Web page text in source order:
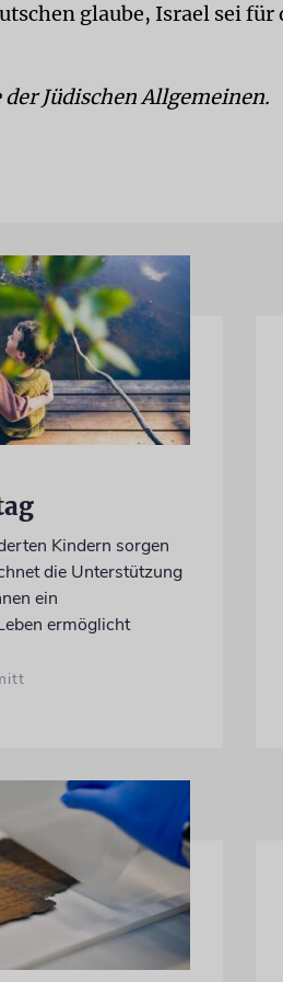
glaube, Israel sei für
Jüdischen Allgemeinen.
Kindern sorgen
die Unterstützung
ein
ermöglicht